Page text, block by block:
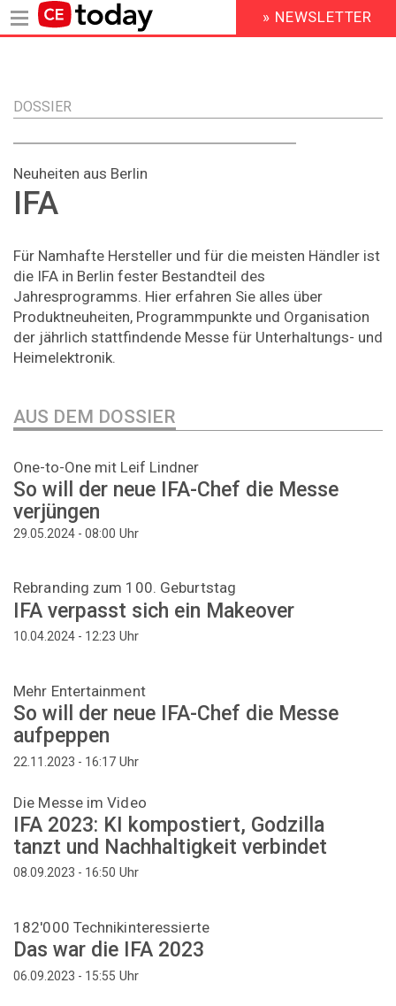
Inhalt
HEADER
MENU
» NEWSLETTER
DOSSIER
Neuheiten aus Berlin
IFA
Für Namhafte Hersteller und für die meisten Händler ist
die IFA in Berlin fester Bestandteil des
Jahresprogramms. Hier erfahren Sie alles über
Produktneuheiten, Programmpunkte und Organisation
der jährlich stattfindende Messe für Unterhaltungs- und
Heimelektronik.
AUS DEM DOSSIER
One-to-One mit Leif Lindner
So will der neue IFA-Chef die Messe
verjüngen
29.05.2024 - 08:00 Uhr
Rebranding zum 100. Geburtstag
IFA verpasst sich ein Makeover
10.04.2024 - 12:23 Uhr
Mehr Entertainment
So will der neue IFA-Chef die Messe
aufpeppen
22.11.2023 - 16:17 Uhr
Die Messe im Video
IFA 2023: KI kompostiert, Godzilla
tanzt und Nachhaltigkeit verbindet
08.09.2023 - 16:50 Uhr
182'000 Technikinteressierte
Das war die IFA 2023
06.09.2023 - 15:55 Uhr